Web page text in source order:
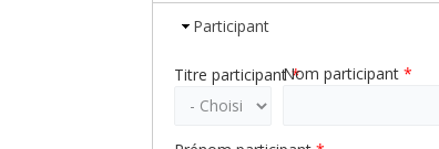
Participant
Titre participant*
Nom participant *